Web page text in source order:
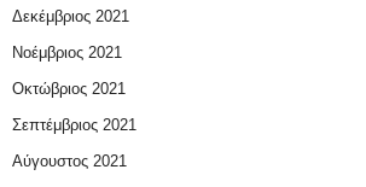
Δεκέμβριος 2021
Νοέμβριος 2021
Οκτώβριος 2021
Σεπτέμβριος 2021
Αύγουστος 2021